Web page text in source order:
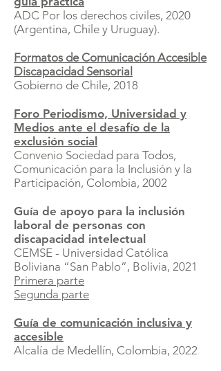
ADC Por los derechos civiles, 2020
(Argentina, Chile y Uruguay).
Formatos de Comunicación Accesible
Discapacidad Sensorial
Gobierno de Chile, 2018
Foro Periodismo, Universidad y
Medios ante el desafío de la
exclusión social
Convenio Sociedad para Todos,
Comunicación para la Inclusión y la
Participación, Colombia, 2002
Guía de apoyo para la inclusión
laboral de personas con
discapacidad intelectual
CEMSE - Universidad Católica
Boliviana “San Pablo”, Bolivia, 2021
Primera parte
Segunda parte
Guía de comunicación inclusiva y
accesible
Alcalía de Medellín, Colombia, 2022